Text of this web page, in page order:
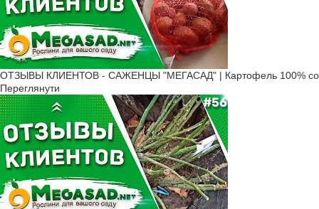
ОТЗЫВЫ КЛИЕНТОВ - САЖЕНЦЫ "МЕГАСАД" | Картофель 100%
Переглянути